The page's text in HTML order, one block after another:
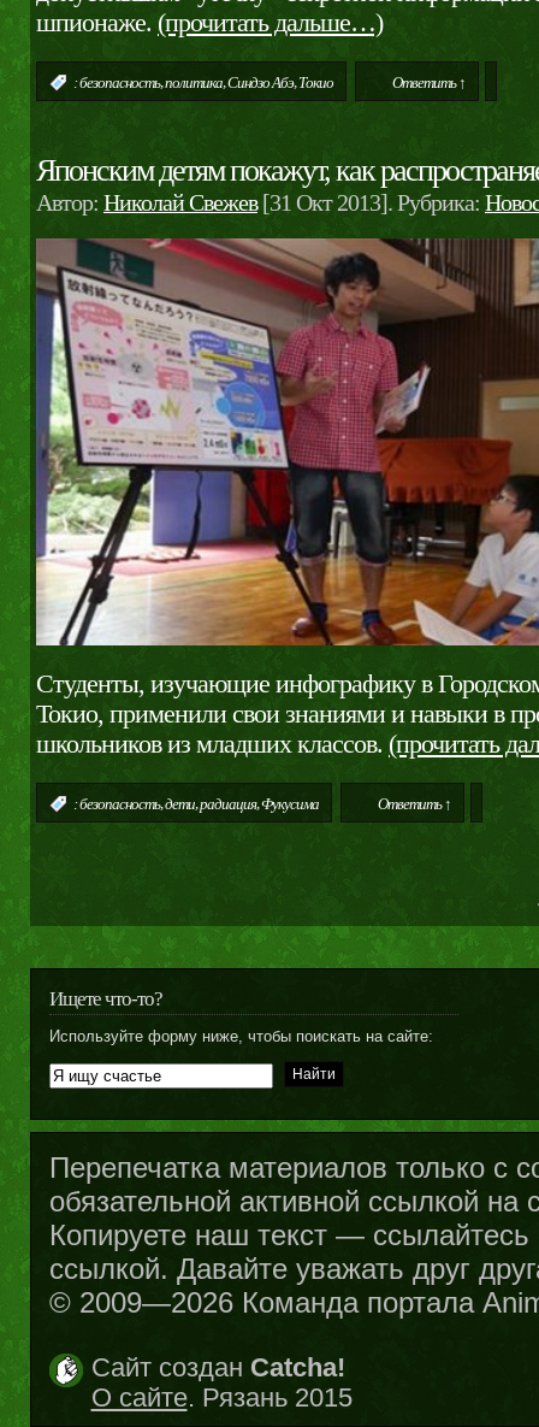
шпионаже. (прочитать дальше…)
:безопасность,политика,Синдзо Абэ,Токио Ответить ↑
Японским детям покажут, как
Автор: Николай Свежев[31 Окт 2013]. Рубрика:
Студенты, изучающие инфографику в
Токио, применили свои знаниями и навыки в
школьников из младших классов. (прочитать
:безопасность,дети,радиация,Фукусима Ответить ↑
Ищете что-то?
Используйте форму ниже, чтобы поискать на сайте:
Перепечатка материалов только с
обязательной активной ссылкой на
Копируете наш текст —
ссылкой. Давайте уважать друг
© 2009—2026 Команда портала
Сайт создан Catcha!
О сайте. Рязань 2015